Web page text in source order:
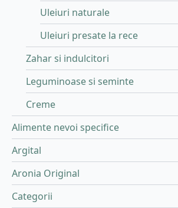
Uleiuri naturale
Uleiuri presate la rece
Zahar si indulcitori
Leguminoase si seminte
Creme
Alimente nevoi specifice
Argital
Aronia Original
Categorii